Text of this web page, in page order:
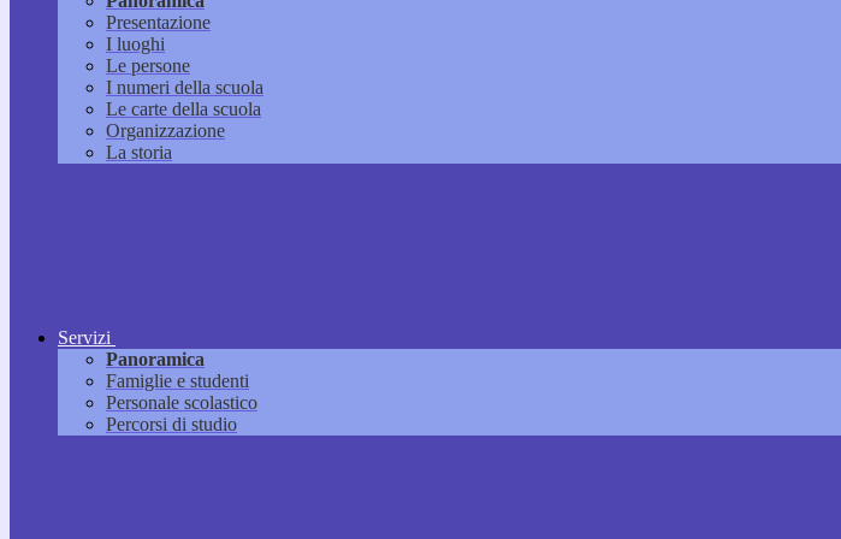
Presentazione
I luoghi
Le persone
I numeri della scuola
Le carte della scuola
Organizzazione
La storia
Servizi
Panoramica
Famiglie e studenti
Personale scolastico
Percorsi di studio